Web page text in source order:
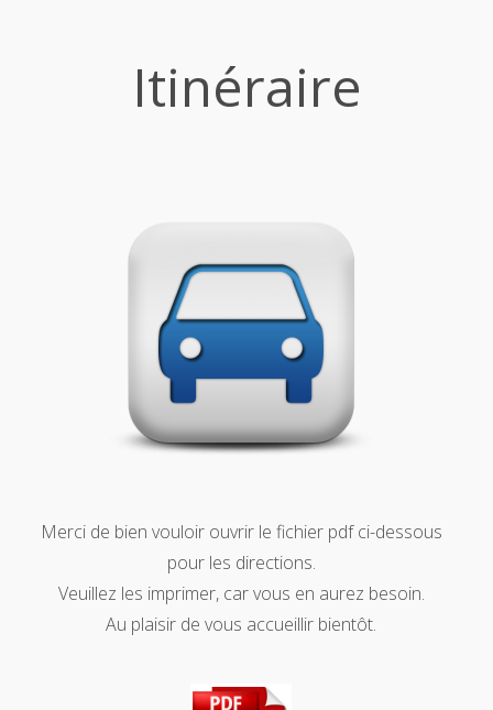
Itinéraire
Merci de bien vouloir ouvrir le fichier pdf ci-dessous
pour les directions.
Veuillez les imprimer, car vous en aurez besoin.
Au plaisir de vous accueillir bientôt.